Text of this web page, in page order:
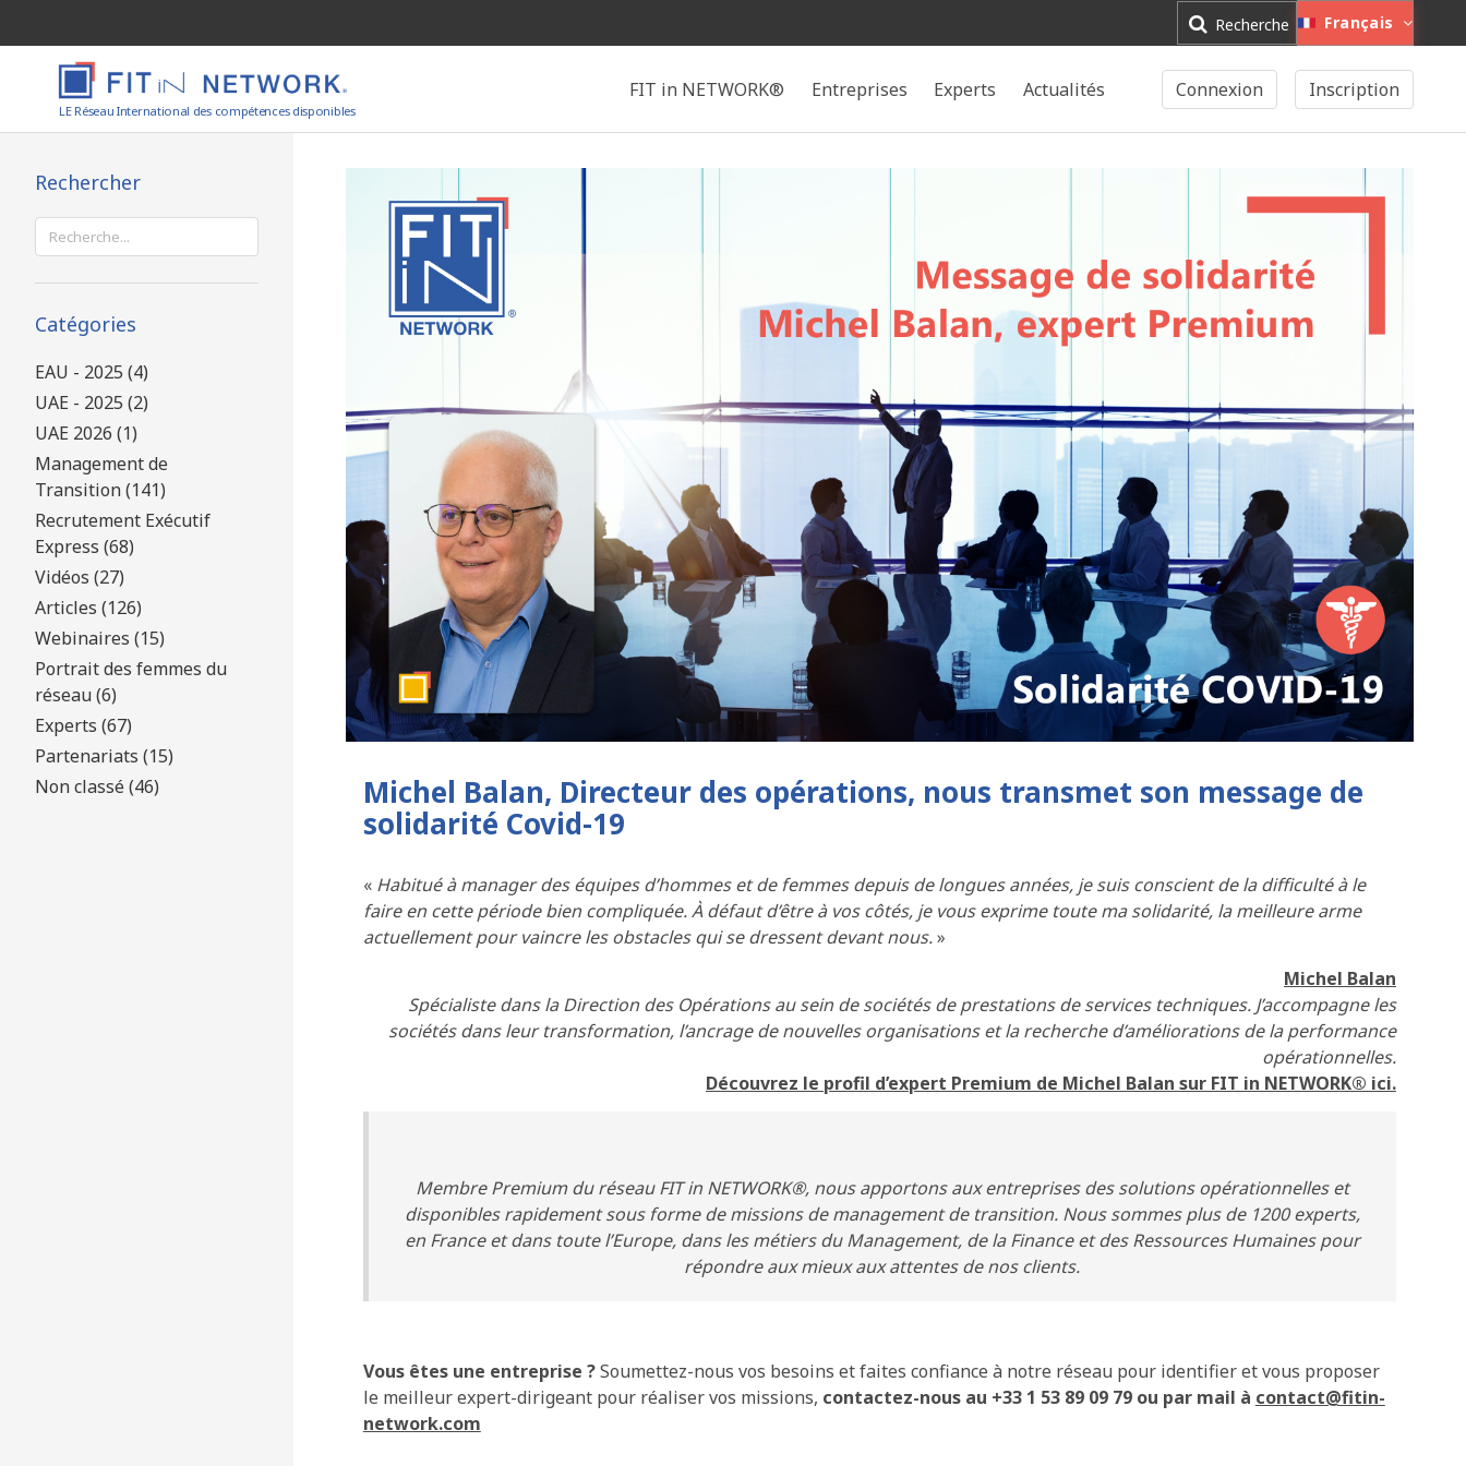
Recherche Français
Rechercher
LE Réseau International des compétences disponibles
FIT in NETWORK® Entreprises Experts Actualités Connexion Inscription
Michel Balan, Directeur des opérations, nous transmet son message de
solidarité Covid-19
« Habitué à manager des équipes d’hommes et de femmes depuis de longues années, je suis conscient de la difficulté à le
faire en cette période bien compliquée. À défaut d’être à vos côtés, je vous exprime toute ma solidarité, la meilleure arme
actuellement pour vaincre les obstacles qui se dressent devant nous.»
Michel Balan
Spécialiste dans la Direction des Opérations au sein de sociétés de prestations de services techniques. J’accompagne les
sociétés dans leur transformation, l’ancrage de nouvelles organisations et la recherche d’améliorations de la performance
opérationnelles.
Découvrez le profil d’expert Premium de Michel Balan sur FIT in NETWORK® ici.
Membre Premium du réseau FIT in NETWORK®, nous apportons aux entreprises des solutions opérationnelles et
disponibles rapidement sous forme de missions de management de transition. Nous sommes plus de 1200 experts,
en France et dans toute l’Europe, dans les métiers du Management, de la Finance et des Ressources Humaines pour
répondre aux mieux aux attentes de nos clients.
Vous êtes une entreprise ?Soumettez-nous vos besoins et faites confiance à notre réseau pour identifier et vous proposer
le meilleur expert-dirigeant pour réaliser vos missions, contactez-nous au +33 1 53 89 09 79 ou par mail à contact@fitin-
network.com
Rechercher
Rechercher :
Catégories
EAU - 2025 (4)
UAE - 2025 (2)
UAE 2026 (1)
Management de
Transition (141)
Recrutement Exécutif
Express (68)
Vidéos (27)
Articles (126)
Webinaires (15)
Portrait des femmes du
réseau (6)
Experts (67)
Partenariats (15)
Non classé (46)